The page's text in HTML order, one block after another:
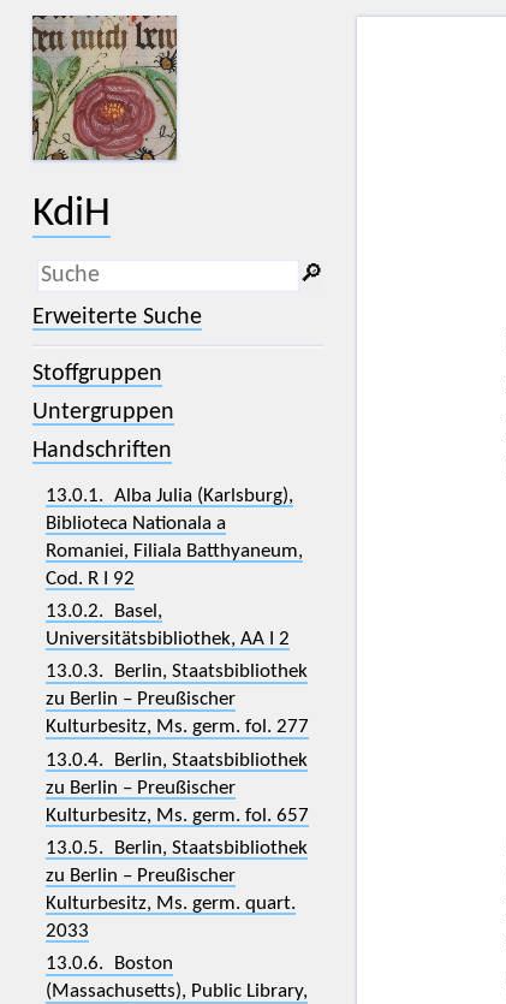
KdiH
_
(der Unterstrich) ist Platzhalter für
genau ein Zeichen.
% (das Prozentzeichen) ist Platzhalter
für kein, ein oder mehr als ein
🔎︎
Erweiterte Suche
Stoffgruppen
Untergruppen
Handschriften
13.0.1. Alba Julia (Karlsburg),
Biblioteca Nationala a
Romaniei, Filiala Batthyaneum,
Cod. R I 92
13.0.2. Basel,
Universitätsbibliothek, AA I 2
13.0.3. Berlin, Staatsbibliothek
zu Berlin – Preußischer
Kulturbesitz, Ms. germ. fol. 277
13.0.4. Berlin, Staatsbibliothek
zu Berlin – Preußischer
Kulturbesitz, Ms. germ. fol. 657
13.0.5. Berlin, Staatsbibliothek
zu Berlin – Preußischer
Kulturbesitz, Ms. germ. quart.
2033
13.0.6. Boston
(Massachusetts), Public Library,